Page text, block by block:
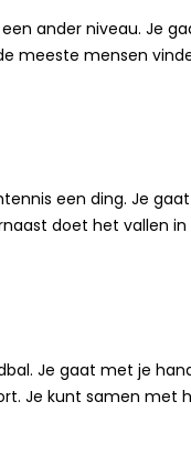
ander niveau. Je
meeste mensen
een ding. Je
doet het vallen
Je gaat met je
Je kunt samen